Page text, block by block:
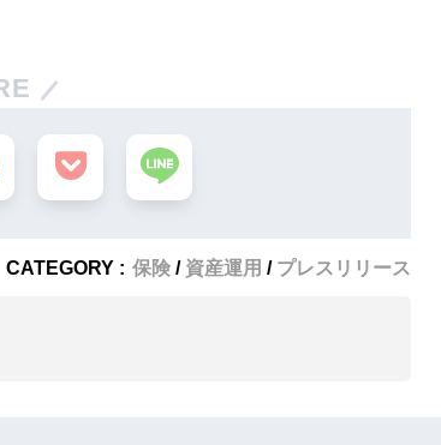
CATEGORY : 保険 資産運用 プレスリリース